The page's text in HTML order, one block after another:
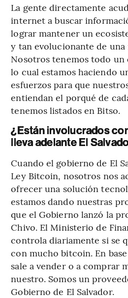
La gente directamente
internet a buscar
lograr mantener un
y tan evolucionante de
Nosotros tenemos todo un
lo cual estamos haciendo
esfuerzos para que
entiendan el porqué de
tenemos listados en Bitso.
¿Están involucrados
lleva adelante El
Cuando el gobierno de El
Ley Bitcoin, nosotros nos
ofrecer una solución
estamos dando nuestras
que el Gobierno lanzó la
Chivo. El Ministerio de
controla diariamente si se
con mucho bitcoin. En
sale a vender o a comprar
nuestro. Somos un
Gobierno de El Salvador.